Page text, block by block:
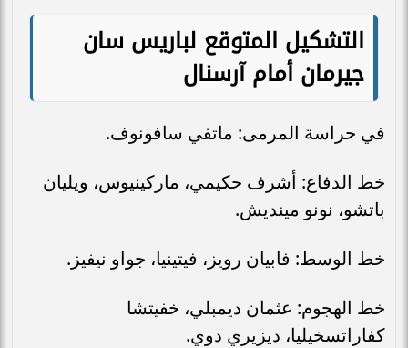
التشكيل المتوقع لباريس سان
جيرمان أمام آرسنال
في حراسة المرمى: ماتفي سافونوف.
خط الدفاع: أشرف حكيمي، ماركينيوس، ويليان
باتشو، نونو مينديش.
خط الوسط: فابيان رويز، فيتينيا، جواو نيفيز.
خط الهجوم: عثمان ديمبلي، خفيتشا
كفاراتسخيليا، ديزيري دوي.